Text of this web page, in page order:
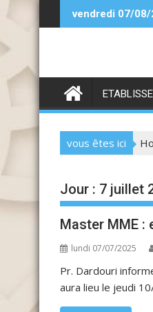
to
vendredi 07/08/
vous êtes ici
Jour : 7 juillet
Master MME :
lundi 07/07/2025
Pr. Dardouri
aura lieu le jeudi